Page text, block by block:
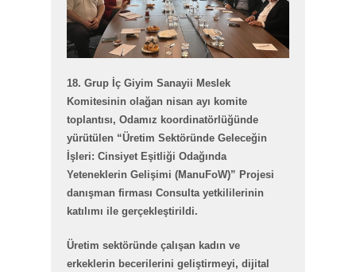
18. Grup İç Giyim Sanayii Meslek
Komitesinin olağan nisan ayı komite
toplantısı, Odamız koordinatörlüğünde
yürütülen “Üretim Sektöründe Geleceğin
İşleri: Cinsiyet Eşitliği Odağında
Yeteneklerin Gelişimi (ManuFoW)” Projesi
danışman firması Consulta yetkililerinin
katılımı ile gerçekleştirildi.
Üretim sektöründe çalışan kadın ve
erkeklerin becerilerini geliştirmeyi, dijital